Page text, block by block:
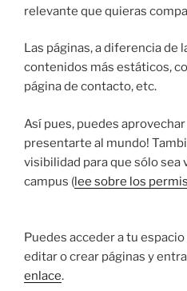
relevante que quieras
Las páginas, a diferencia de
contenidos más estáticos,
página de contacto, etc.
Así pues, puedes
presentarte al mundo!
visibilidad para que sólo
campus (lee sobre los
Puedes acceder a tu
editar o crear páginas y
enlace.